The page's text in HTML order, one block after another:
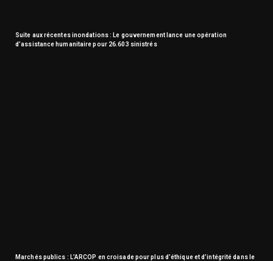
Suite aux récentes inondations : Le gouvernement lance une opération
d’assistance humanitaire pour 26.603 sinistrés
Marchés publics : L’ARCOP en croisade pour plus d’éthique et d’intégrité dans le